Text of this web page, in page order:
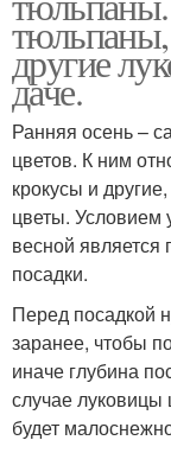
другие
даче.
Ранняя осень –
цветов. К ним
крокусы и
цветы. Условием
весной является
посадки.
Перед посадкой
заранее, чтобы
иначе глубина
случае луковицы
будет